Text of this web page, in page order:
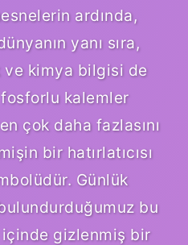
ardında,
yanı sıra,
kimya bilgisi de
kalemler
çok daha fazlasını
bir hatırlatıcısı
Günlük
bu
içinde gizlenmiş bir